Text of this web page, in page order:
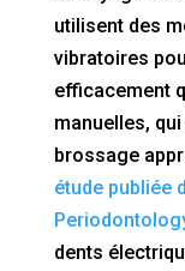
utilisent des
vibratoires
efficacement
manuelles,
brossage
étude publiée
dents